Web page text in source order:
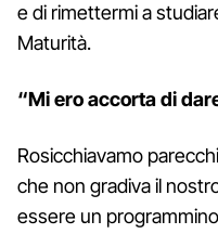
e di rimettermi a
Maturità.
“Mi ero accorta di
Rosicchiavamo
che non gradiva il
essere un